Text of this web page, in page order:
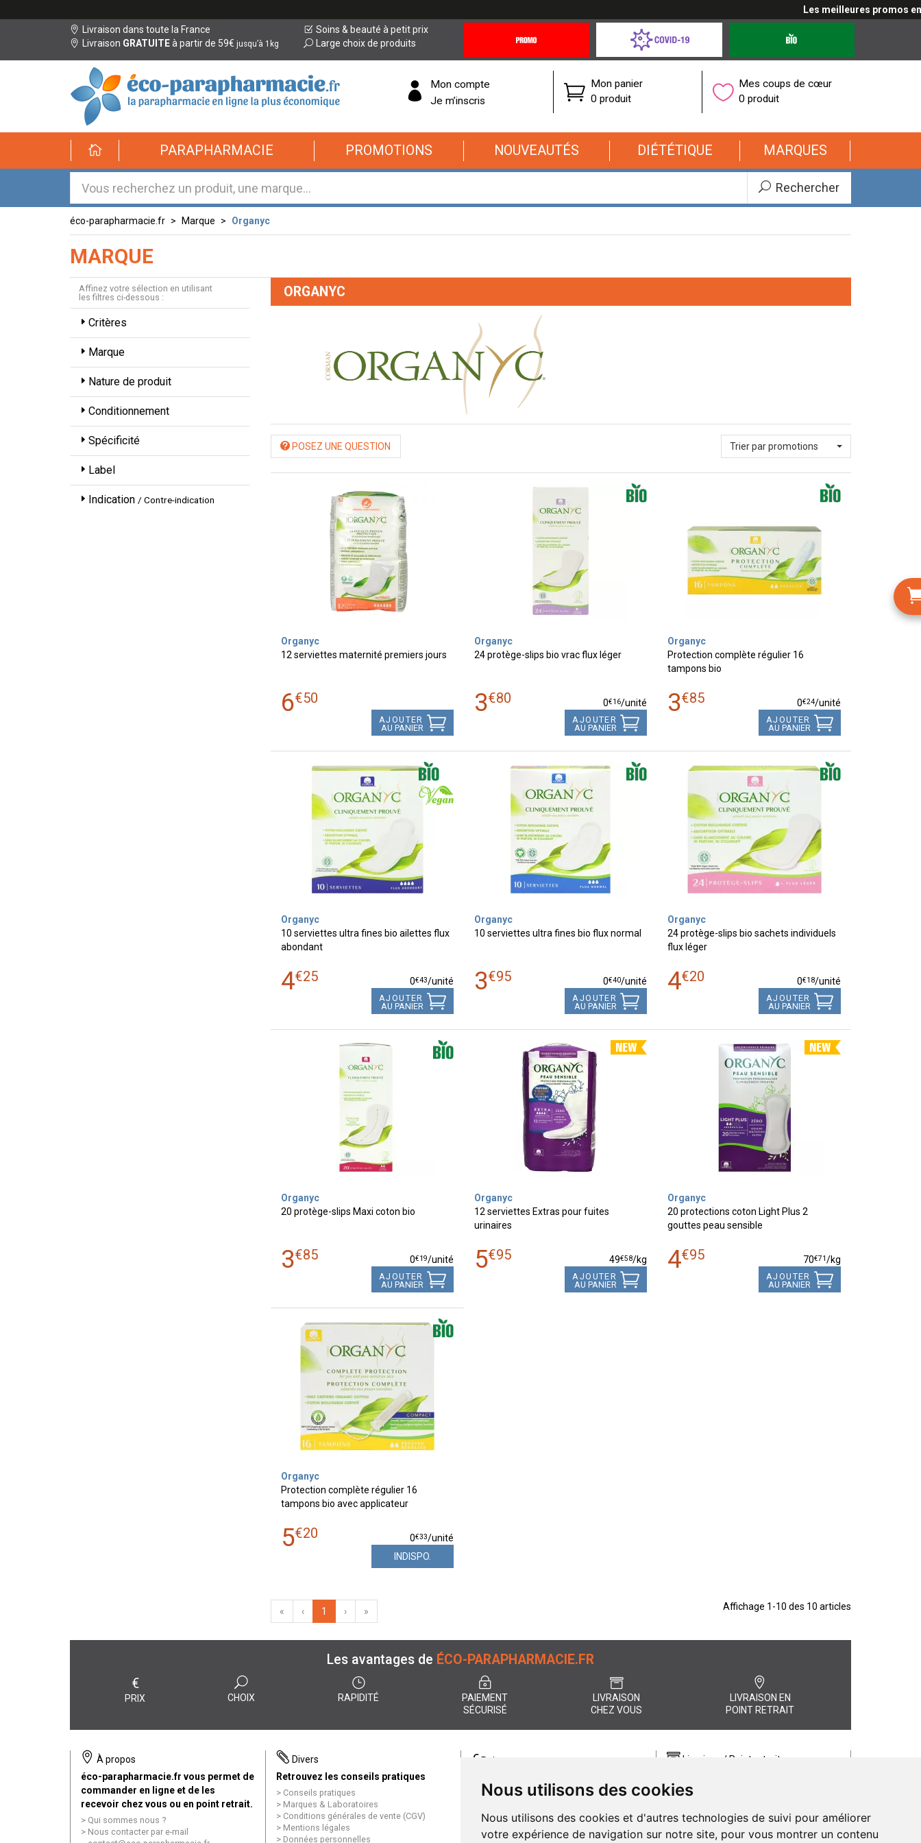
Nous utilisons des cookies
Nous utilisons des cookies et d'autres technologies de suivi pour améliorer
votre expérience de navigation sur notre site, pour vous montrer un contenu
Les meilleures promos en
Livraison dans toute la France
Livraison GRATUITEà partir de 59€ jusqu’à 1kg
Soins & beauté à petit prix
Large choix de produits
Offres
Coronavirus
éco-
parapharmacie.fr
éco-
parapharmacie.fr
Mon compte
Je m’inscris
Mon panier
0 produit
Mes coups de cœur
0 produit
PARAPHARMACIE PROMOTIONS NOUVEAUTÉS DIÉTÉTIQUE MARQUES
Rechercher
éco-parapharmacie.fr Marque Organyc
MARQUE
Affinez votre sélection en utilisant
les filtres ci-dessous :
Critères
Marque
Nature de produit
Conditionnement
Spécificité
Label
Indication / Contre-indication
ORGANYC
POSEZ UNE QUESTION Trier par promotions
Organyc
12 serviettes maternité premiers jours
6€50
AJOUTER
AU PANIER
Organyc
24 protège-slips bio vrac flux léger
3€80 0€16/unité
AJOUTER
AU PANIER
Organyc
Protection complète régulier 16
tampons bio
3€85 0€24/unité
AJOUTER
AU PANIER
Organyc
10 serviettes ultra fines bio ailettes flux
abondant
4€25 0€43/unité
AJOUTER
AU PANIER
Organyc
10 serviettes ultra fines bio flux normal
3€95 0€40/unité
AJOUTER
AU PANIER
Organyc
24 protège-slips bio sachets individuels
flux léger
4€20 0€18/unité
AJOUTER
AU PANIER
Organyc
20 protège-slips Maxi coton bio
3€85 0€19/unité
AJOUTER
AU PANIER
Organyc
12 serviettes Extras pour fuites
urinaires
5€95 49€58/kg
AJOUTER
AU PANIER
Organyc
20 protections coton Light Plus 2
gouttes peau sensible
4€95 70€71/kg
AJOUTER
AU PANIER
Organyc
Protection complète régulier 16
tampons bio avec applicateur
5€20 0€33/unité
INDISPO.
« ‹ 1 › » Affichage 1-10 des 10 articles
Les avantages de ÉCO-PARAPHARMACIE.FR
€
PRIX CHOIX RAPIDITÉ
PAIEMENT
SÉCURISÉ
LIVRAISON
CHEZ VOUS
LIVRAISON EN
POINT RETRAIT
À propos
éco-parapharmacie.fr vous permet de
commander en ligne et de les
recevoir chez vous ou en point retrait.
Qui sommes nous ?
Nous contacter par e-mail
Divers
Retrouvez les conseils pratiques
Conseils pratiques
Marques & Laboratoires
Conditions générales de vente (CGV)
Mentions légales
Données personnelles
€Paiement
paiement entièrement sécurisé, quel
Paiement sécurisé et simple
Livraison / Point retrait
commande rapidement chez vous ou
Livraison chez vous ou en points relais